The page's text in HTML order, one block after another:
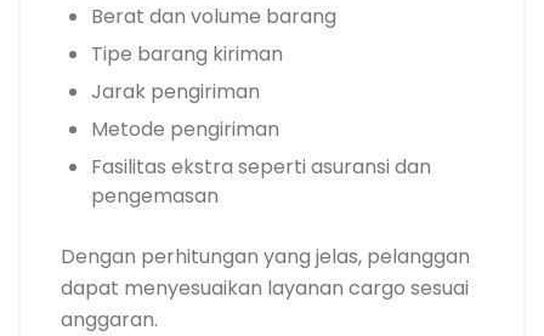
Berat dan volume barang
Tipe barang kiriman
Jarak pengiriman
Metode pengiriman
Fasilitas ekstra seperti asuransi dan
pengemasan
Dengan perhitungan yang jelas, pelanggan
dapat menyesuaikan layanan cargo sesuai
anggaran.